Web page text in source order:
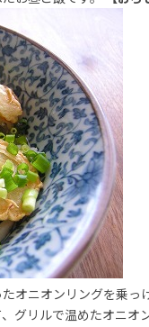
オニオンリングを乗っ
グリルで温めたオニオ